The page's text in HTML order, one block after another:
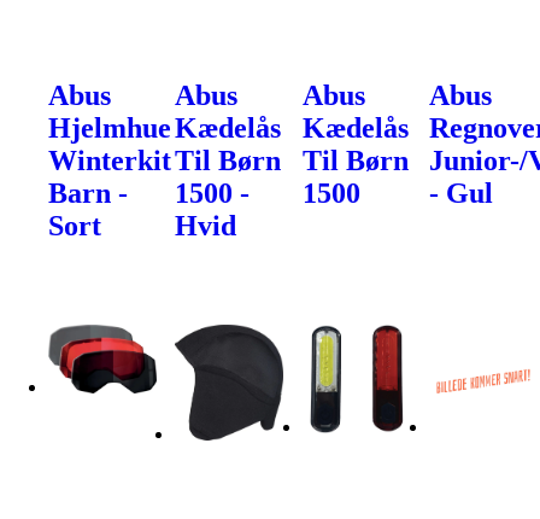
Abus
Hjelmhue
Winterkit
Barn -
Sort
Abus
Kædelås
Til Børn
1500 -
Hvid
Abus
Kædelås
Til Børn
1500
Abus
Junior-/
- Gul